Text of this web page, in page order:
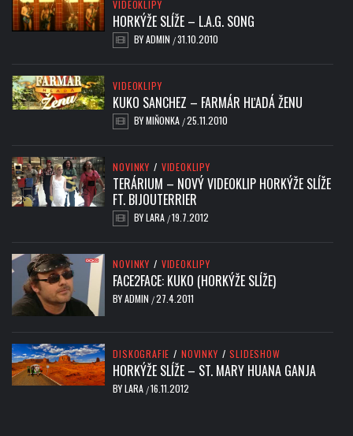
VIDEOKLIPY
HORKÝŽE SLÍŽE – L.A.G. SONG
BYADMIN /31.10.2010
VIDEOKLIPY
KUKO SANCHEZ – FARMÁR HĽADÁ ŽENU
BYMIŇONKA /25.11.2010
NOVINKY / VIDEOKLIPY
TERÁRIUM – NOVÝ VIDEOKLIP HORKÝŽE SLÍŽE
FT. BIJOUTERRIER
BYLARA /19.7.2012
NOVINKY / VIDEOKLIPY
FACE2FACE: KUKO (HORKÝŽE SLÍŽE)
BYADMIN /27.4.2011
DISKOGRAFIE / NOVINKY / SLIDESHOW
HORKÝŽE SLÍŽE – ST. MARY HUANA GANJA
BYLARA /16.11.2012